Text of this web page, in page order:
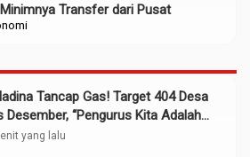
Transfer dari Pusat
Tancap Gas! Target 404 Desa
Desember, “Pengurus Kita Adalah
yang lalu